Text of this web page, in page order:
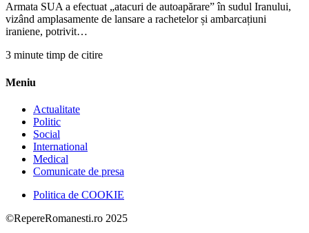
Armata SUA a efectuat „atacuri de autoapărare” în sudul Iranului,
vizând amplasamente de lansare a rachetelor și ambarcațiuni
iraniene, potrivit…
3 minute timp de citire
Meniu
Actualitate
Politic
Social
International
Medical
Comunicate de presa
Politica de COOKIE
©RepereRomanesti.ro 2025